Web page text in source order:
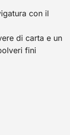
con il
di carta e un
fini